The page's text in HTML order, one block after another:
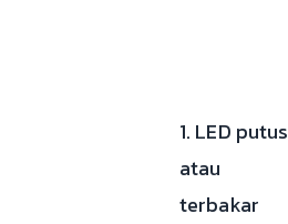
1. LED putus
atau
terbakar